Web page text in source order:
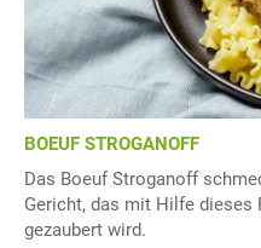
BOEUF STROGANOFF
Das Boeuf Stroganoff
Gericht, das mit Hilfe dieses
gezaubert wird.